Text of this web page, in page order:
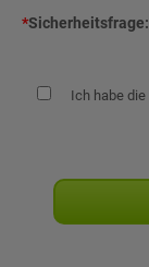
*Sicherheitsfrage:
Ich habe die